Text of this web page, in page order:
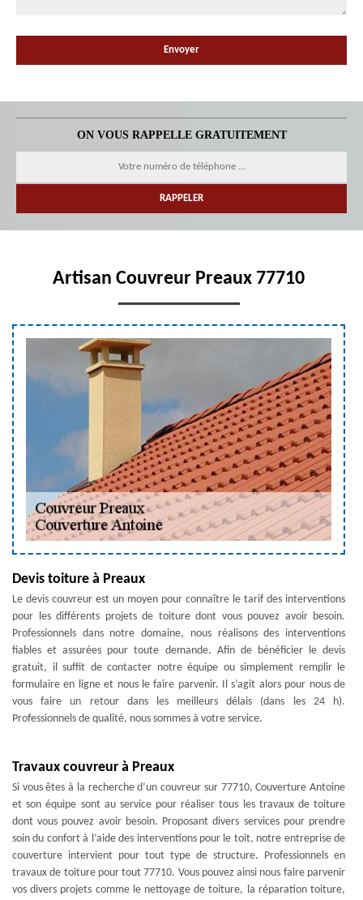
ON VOUS RAPPELLE GRATUITEMENT
Artisan Couvreur Preaux 77710
Devis toiture à Preaux
Le devis couvreur est un moyen pour connaître le tarif des interventions
pour les différents projets de toiture dont vous pouvez avoir besoin.
Professionnels dans notre domaine, nous réalisons des interventions
fiables et assurées pour toute demande. Afin de bénéficier le devis
gratuit, il suffit de contacter notre équipe ou simplement remplir le
formulaire en ligne et nous le faire parvenir. Il s’agit alors pour nous de
vous faire un retour dans les meilleurs délais (dans les 24 h).
Professionnels de qualité, nous sommes à votre service.
Travaux couvreur à Preaux
Si vous êtes à la recherche d’un couvreur sur 77710, Couverture Antoine
et son équipe sont au service pour réaliser tous les travaux de toiture
dont vous pouvez avoir besoin. Proposant divers services pour prendre
soin du confort à l’aide des interventions pour le toit, notre entreprise de
couverture intervient pour tout type de structure. Professionnels en
travaux de toiture pour tout 77710. Vous pouvez ainsi nous faire parvenir
vos divers projets comme le nettoyage de toiture, la réparation toiture,